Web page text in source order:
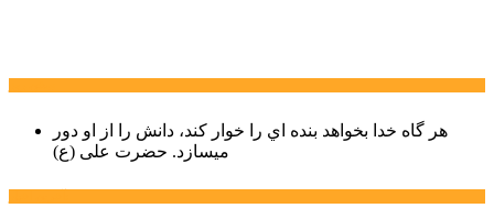
هر گاه خدا بخواهد بنده اي را خوار كند، دانش را از او دور
میسازد. حضرت علی (ع)